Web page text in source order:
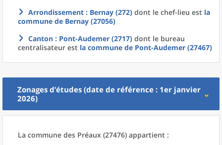
Arrondissement : Bernay (272) dont le chef-lieu est la
commune de Bernay (27056)
Canton : Pont-Audemer (2717) dont le bureau
centralisateur est la commune de Pont-Audemer (27467)
Zonages d’études (date de référence : 1er janvier
2026)
La commune des Préaux (27476) appartient :